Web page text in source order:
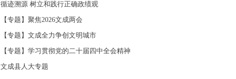
循迹溯源 树立和践行正确政绩观
【专题】聚焦2026文成两会
【专题】文成全力争创文明城市
【专题】学习贯彻党的二十届四中全会精神
文成县人大专题